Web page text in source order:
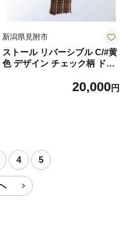
新潟県見附市
ストール リバーシブル C/#黄
色 デザイン チェック柄 ドッ
ョール マフラー ファッショ
20,000円
4 5